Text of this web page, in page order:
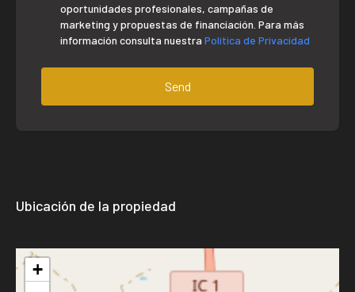
oportunidades profesionales, campañas de
marketing y propuestas de financiación. Para más
información consulta nuestra Política de Privacidad
Send
Ubicación de la propiedad
+